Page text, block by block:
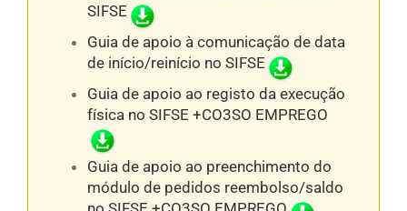
SIFSE
Guia de apoio à comunicação de data
de início/reinício no SIFSE
Guia de apoio ao registo da execução
física no SIFSE +CO3SO EMPREGO
Guia de apoio ao preenchimento do
módulo de pedidos reembolso/saldo